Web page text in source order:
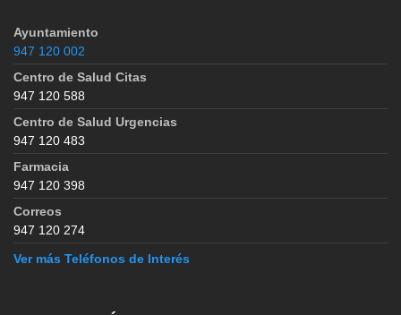
Ayuntamiento
947 120 002
Centro de Salud Citas
947 120 588
Centro de Salud Urgencias
947 120 483
Farmacia
947 120 398
Correos
947 120 274
Ver más Teléfonos de Interés